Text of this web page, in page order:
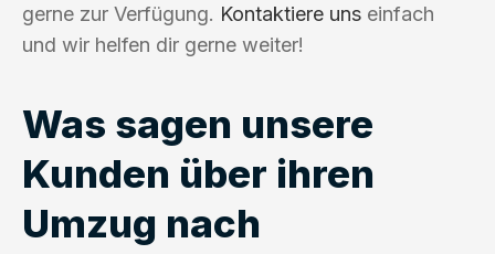
gerne zur Verfügung. Kontaktiere uns einfach
und wir helfen dir gerne weiter!
Was sagen unsere
Kunden über ihren
Umzug nach